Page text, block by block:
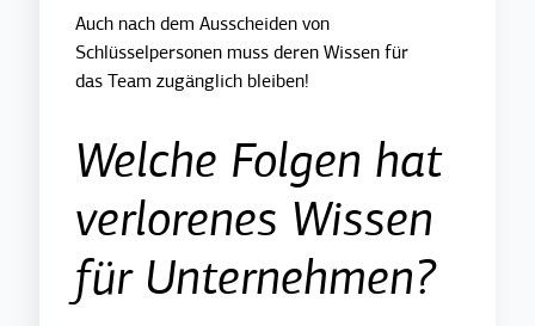
Auch nach dem Ausscheiden von
Schlüsselpersonen muss deren Wissen für
das Team zugänglich bleiben!
Welche Folgen hat
verlorenes Wissen
für Unternehmen?